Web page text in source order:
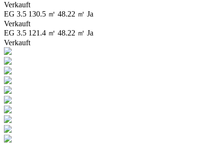
Verkauft
EG 3.5 130.5 ㎡ 48.22 ㎡ Ja
Verkauft
EG 3.5 121.4 ㎡ 48.22 ㎡ Ja
Verkauft